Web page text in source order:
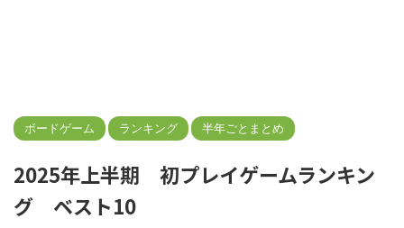
ボードゲーム ランキング 半年ごとまとめ
2025年上半期 初プレイゲームランキン
グ ベスト10